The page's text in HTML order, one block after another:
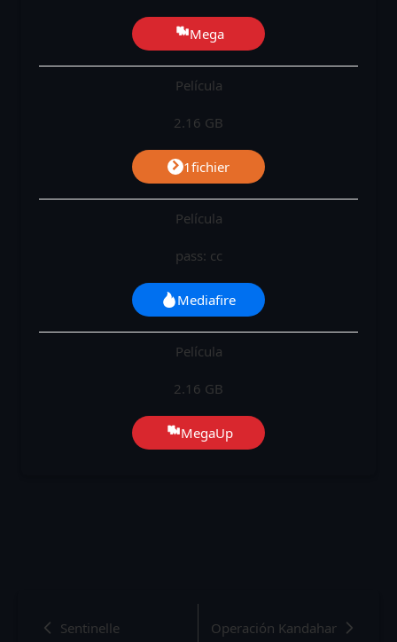
Mega
Película
2.16 GB
1fichier
Película
pass: cc
Mediafire
Película
2.16 GB
MegaUp
Sentinelle Operación Kandahar